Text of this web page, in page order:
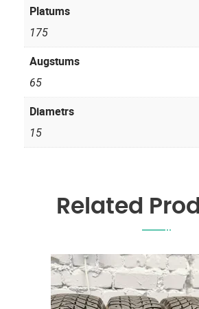
Platums
175
Augstums
65
Diametrs
15
Related